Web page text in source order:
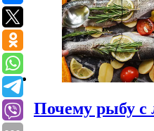
Почему рыбу с